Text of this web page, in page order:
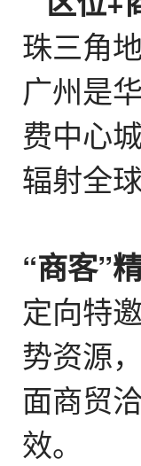
珠三角
广州是
费中心
辐射全
“商客”
定向特
势资源
面商贸
效。